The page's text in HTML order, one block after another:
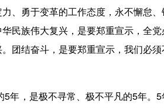
、勇于变革的工作态度，永不懈怠
民族伟大复兴，是要郑重宣示，全
团结奋斗，是要郑重宣示，我们必
，是极不寻常、极不平凡的5年。